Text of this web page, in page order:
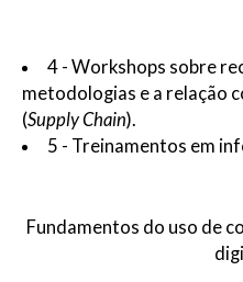
4 - Workshops sobre
metodologias e a relação
(Supply Chain).
5 - Treinamentos em
Fundamentos do uso de